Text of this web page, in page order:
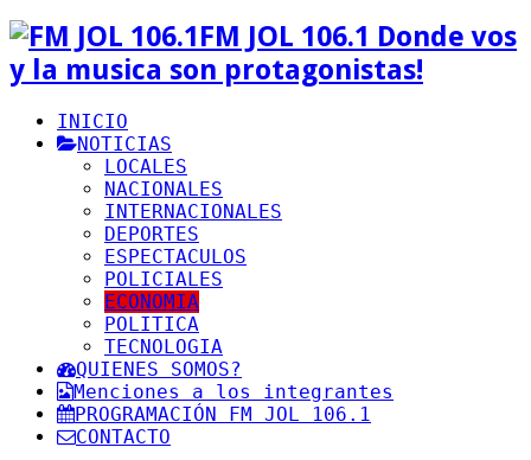
FM JOL 106.1 Donde vos
y la musica son protagonistas!
INICIO
NOTICIAS
LOCALES
NACIONALES
INTERNACIONALES
DEPORTES
ESPECTACULOS
POLICIALES
ECONOMIA
POLITICA
TECNOLOGIA
QUIENES SOMOS?
Menciones a los integrantes
PROGRAMACIÓN FM JOL 106.1
CONTACTO